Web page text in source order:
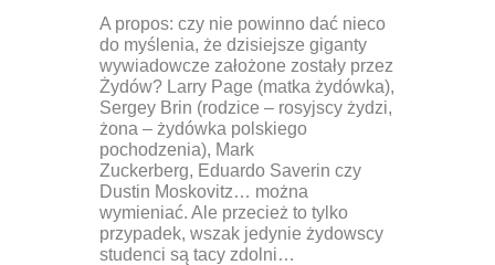
A propos: czy nie powinno dać nieco
do myślenia, że dzisiejsze giganty
wywiadowcze założone zostały przez
Żydów? Larry Page (matka żydówka),
Sergey Brin (rodzice – rosyjscy żydzi,
żona – żydówka polskiego
pochodzenia), Mark
Zuckerberg, Eduardo Saverin czy
Dustin Moskovitz… można
wymieniać. Ale przecież to tylko
przypadek, wszak jedynie żydowscy
studenci są tacy zdolni…